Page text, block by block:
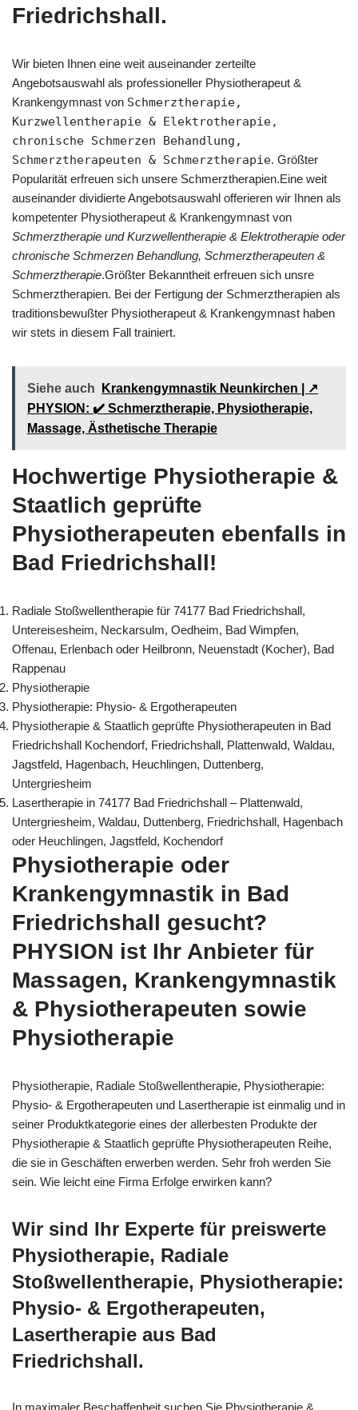
Friedrichshall.
Wir bieten Ihnen eine weit auseinander zerteilte
Angebotsauswahl als professioneller Physiotherapeut &
Krankengymnast von Schmerztherapie,
Kurzwellentherapie & Elektrotherapie,
chronische Schmerzen Behandlung,
Schmerztherapeuten & Schmerztherapie. Größter
Popularität erfreuen sich unsere Schmerztherapien.Eine weit
auseinander dividierte Angebotsauswahl offerieren wir Ihnen als
kompetenter Physiotherapeut & Krankengymnast von
Schmerztherapie und Kurzwellentherapie & Elektrotherapie oder
chronische Schmerzen Behandlung, Schmerztherapeuten &
Schmerztherapie.Größter Bekanntheit erfreuen sich unsre
Schmerztherapien. Bei der Fertigung der Schmerztherapien als
traditionsbewußter Physiotherapeut & Krankengymnast haben
wir stets in diesem Fall trainiert.
Siehe auch
Krankengymnastik Neunkirchen | ↗️
PHYSION: ✔️ Schmerztherapie, Physiotherapie,
Massage, Ästhetische Therapie
Hochwertige Physiotherapie &
Staatlich geprüfte
Physiotherapeuten ebenfalls in
Bad Friedrichshall!
Radiale Stoßwellentherapie für 74177 Bad Friedrichshall,
Untereisesheim, Neckarsulm, Oedheim, Bad Wimpfen,
Offenau, Erlenbach oder Heilbronn, Neuenstadt (Kocher), Bad
Rappenau
Physiotherapie
Physiotherapie: Physio- & Ergotherapeuten
Physiotherapie & Staatlich geprüfte Physiotherapeuten in Bad
Friedrichshall Kochendorf, Friedrichshall, Plattenwald, Waldau,
Jagstfeld, Hagenbach, Heuchlingen, Duttenberg,
Untergriesheim
Lasertherapie in 74177 Bad Friedrichshall – Plattenwald,
Untergriesheim, Waldau, Duttenberg, Friedrichshall, Hagenbach
oder Heuchlingen, Jagstfeld, Kochendorf
Physiotherapie oder
Krankengymnastik in Bad
Friedrichshall gesucht?
PHYSION ist Ihr Anbieter für
Massagen, Krankengymnastik
& Physiotherapeuten sowie
Physiotherapie
Physiotherapie, Radiale Stoßwellentherapie, Physiotherapie:
Physio- & Ergotherapeuten und Lasertherapie ist einmalig und in
seiner Produktkategorie eines der allerbesten Produkte der
Physiotherapie & Staatlich geprüfte Physiotherapeuten Reihe,
die sie in Geschäften erwerben werden. Sehr froh werden Sie
sein. Wie leicht eine Firma Erfolge erwirken kann?
Wir sind Ihr Experte für preiswerte
Physiotherapie, Radiale
Stoßwellentherapie, Physiotherapie:
Physio- & Ergotherapeuten,
Lasertherapie aus Bad
Friedrichshall.
In maximaler Beschaffenheit suchen Sie Physiotherapie &